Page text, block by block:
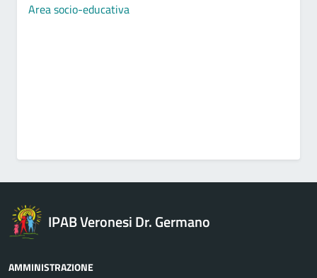
Area socio-educativa
IPAB Veronesi Dr. Germano
AMMINISTRAZIONE